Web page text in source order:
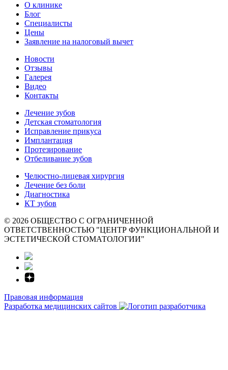
О клинике
Блог
Специалисты
Цены
Заявление на налоговый вычет
Новости
Отзывы
Галерея
Видео
Контакты
Лечение зубов
Детская стоматология
Исправление прикуса
Имплантация
Протезирование
Отбеливание зубов
Челюстно-лицевая хирургия
Лечение без боли
Диагностика
КТ зубов
© 2026 ОБЩЕСТВО С ОГРАНИЧЕННОЙ
ОТВЕТСТВЕННОСТЬЮ "ЦЕНТР ФУНКЦИОНАЛЬНОЙ И
ЭСТЕТИЧЕСКОЙ СТОМАТОЛОГИИ"
Правовая информация
Разработка медицинских сайтов